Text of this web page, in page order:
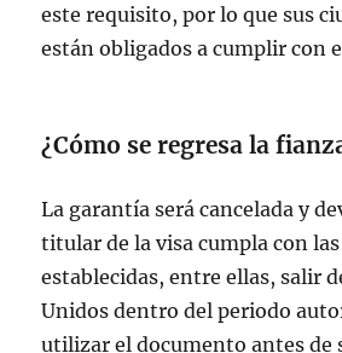
este requisito, por lo que sus
están obligados a cumplir con
¿Cómo se regresa la
La garantía será cancelada y
titular de la visa cumpla con
establecidas, entre ellas, salir
Unidos dentro del periodo
utilizar el documento antes de